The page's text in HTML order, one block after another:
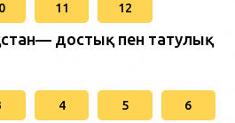
11 12
достық пен татулық
4 5 6